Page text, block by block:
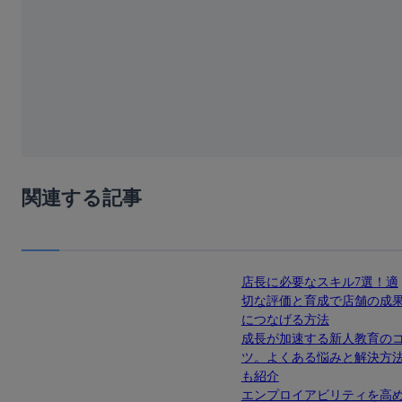
関連する記事
店長に必要なスキル7選！適
切な評価と育成で店舗の成
につなげる方法
成長が加速する新人教育の
ツ。よくある悩みと解決方
も紹介
エンプロイアビリティを高